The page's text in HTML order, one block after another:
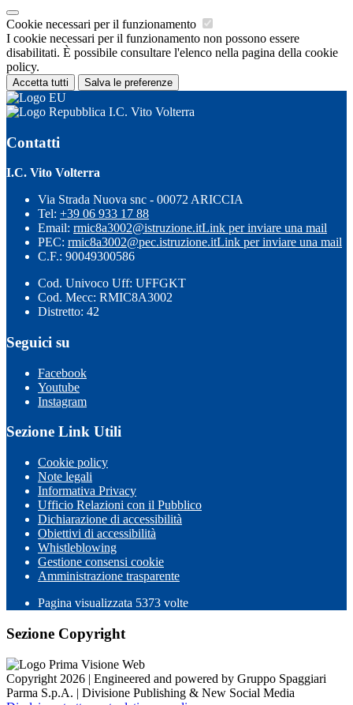
Cookie necessari per il funzionamento
I cookie necessari per il funzionamento non possono essere
disabilitati. È possibile consultare l'elenco nella pagina della cookie
policy.
Accetta tutti Salva le preferenze
I.C. Vito Volterra
Contatti
I.C. Vito Volterra
Via Strada Nuova snc - 00072 ARICCIA
Tel: +39 06 933 17 88
Email: rmic8a3002@istruzione.itLink per inviare una mail
PEC: rmic8a3002@pec.istruzione.itLink per inviare una mail
C.F.: 90049300586
Cod. Univoco Uff: UFFGKT
Cod. Mecc: RMIC8A3002
Distretto: 42
Seguici su
Facebook
Youtube
Instagram
Sezione Link Utili
Cookie policy
Note legali
Informativa Privacy
Ufficio Relazioni con il Pubblico
Dichiarazione di accessibilità
Obiettivi di accessibilità
Whistleblowing
Gestione consensi cookie
Amministrazione trasparente
Pagina visualizzata 5373 volte
Sezione Copyright
Copyright 2026 | Engineered and powered by Gruppo Spaggiari
Parma S.p.A. | Divisione Publishing & New Social Media